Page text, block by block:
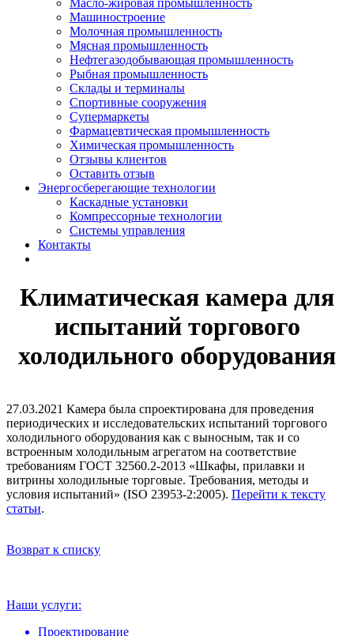
Масло-жировая промышленность
Машиностроение
Молочная промышленность
Мясная промышленность
Нефтегазодобывающая промышленность
Рыбная промышленность
Склады и терминалы
Спортивные сооружения
Супермаркеты
Фармацевтическая промышленность
Химическая промышленность
Отзывы клиентов
Оставить отзыв
Энергосберегающие технологии
Каскадные установки
Компрессорные технологии
Системы управления
Контакты
Климатическая камера для
испытаний торгового
холодильного оборудования
27.03.2021 Камера была спроектирована для проведения
периодических и исследовательских испытаний торгового
холодильного оборудования как с выносным, так и со
встроенным холодильным агрегатом на соответствие
требованиям ГОСТ 32560.2-2013 «Шкафы, прилавки и
витрины холодильные торговые. Требования, методы и
условия испытаний» (ISO 23953-2:2005). Перейти к тексту
статьи.
Возврат к списку
Наши услуги:
Проектирование